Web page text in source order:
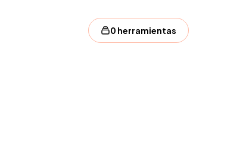
0 herramientas